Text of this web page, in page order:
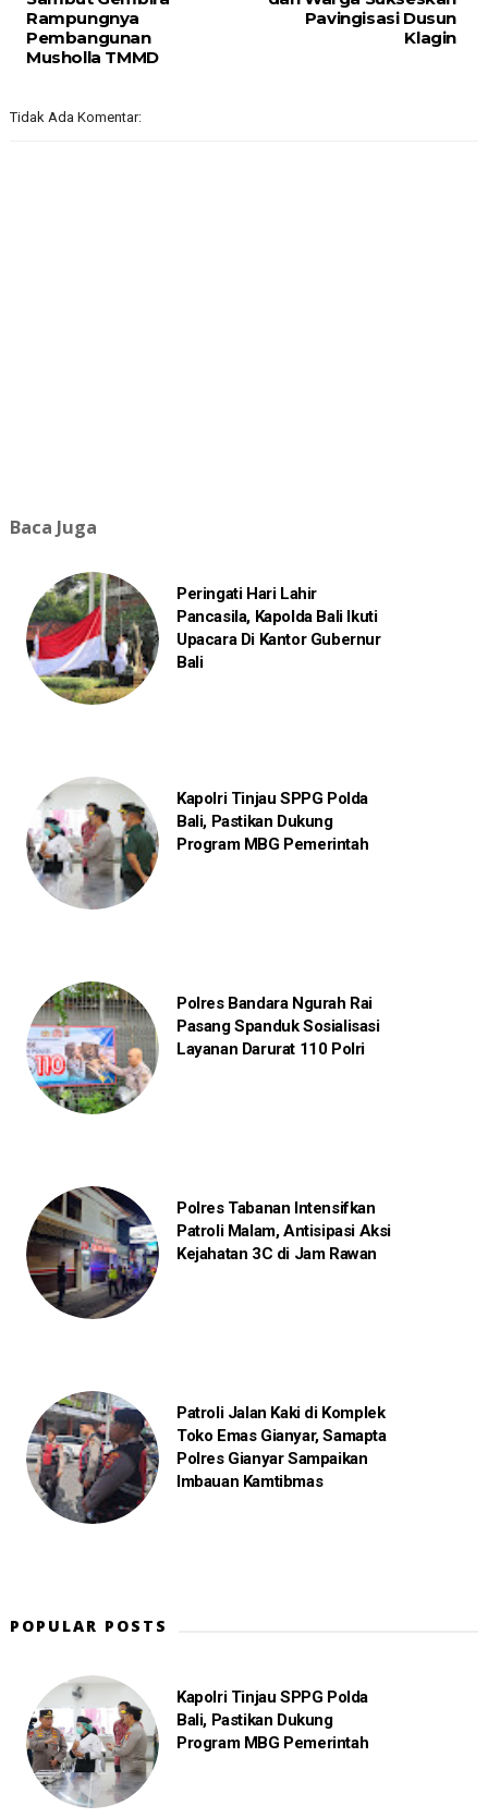
Pavingisasi Dusun
Klagin
Rampungnya
Pembangunan
Musholla TMMD
Tidak Ada Komentar:
Baca Juga
Peringati Hari Lahir
Pancasila, Kapolda Bali Ikuti
Upacara Di Kantor Gubernur
Bali
Kapolri Tinjau SPPG Polda
Bali, Pastikan Dukung
Program MBG Pemerintah
Polres Bandara Ngurah Rai
Pasang Spanduk Sosialisasi
Layanan Darurat 110 Polri
Polres Tabanan Intensifkan
Patroli Malam, Antisipasi Aksi
Kejahatan 3C di Jam Rawan
Patroli Jalan Kaki di Komplek
Toko Emas Gianyar, Samapta
Polres Gianyar Sampaikan
Imbauan Kamtibmas
POPULAR POSTS
Kapolri Tinjau SPPG Polda
Bali, Pastikan Dukung
Program MBG Pemerintah